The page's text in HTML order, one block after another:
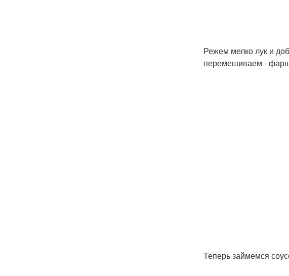
Режем мелко лук и
перемешиваем -
Теперь займемся